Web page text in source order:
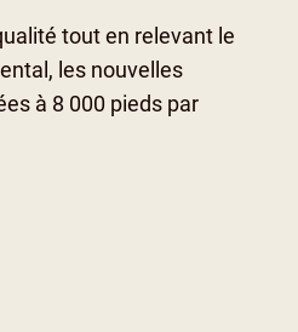
tout en relevant le
les nouvelles
à 8 000 pieds par